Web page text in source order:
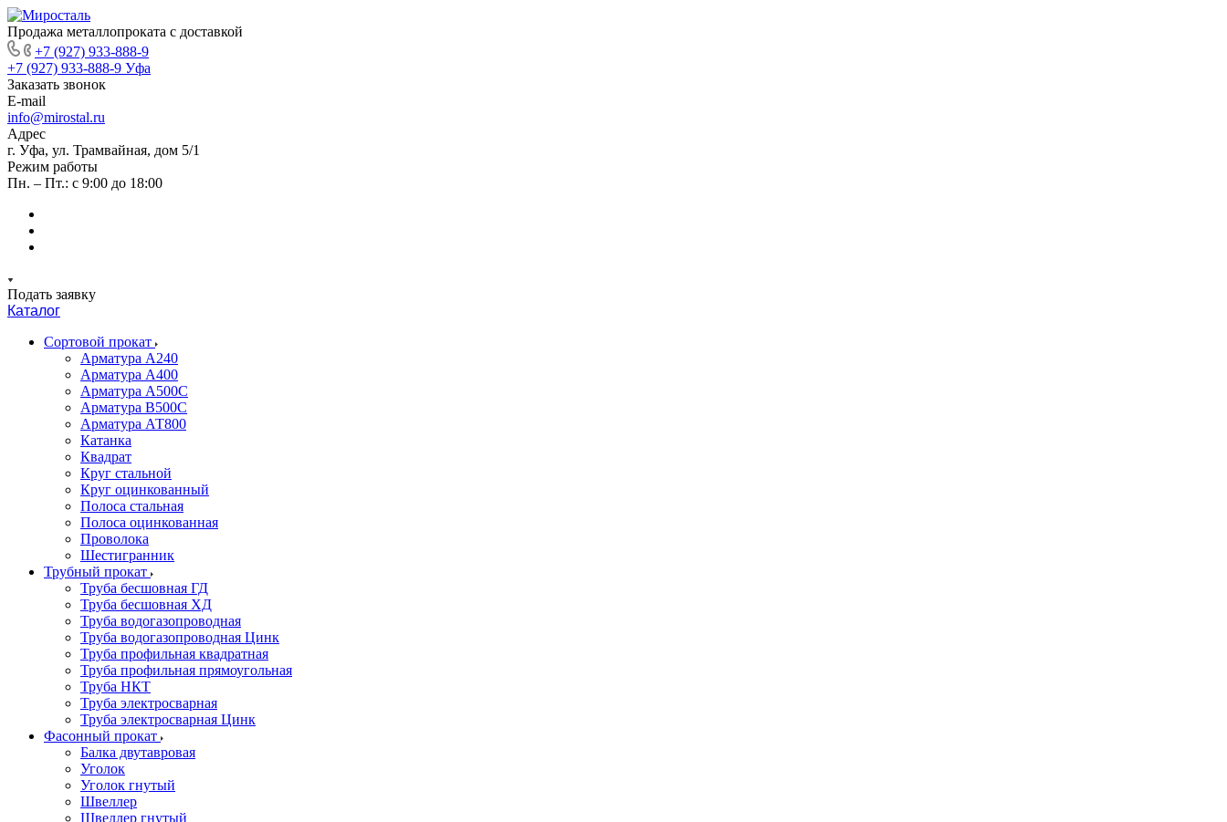
Продажа металлопроката с доставкой
+7 (927) 933-888-9
+7 (927) 933-888-9 Уфа
Заказать звонок
E-mail
info@mirostal.ru
Адрес
г. Уфа, ул. Трамвайная, дом 5/1
Режим работы
Пн. – Пт.: с 9:00 до 18:00
Подать заявку
Каталог
Сортовой прокат
Арматура А240
Арматура А400
Арматура А500C
Арматура В500С
Арматура АТ800
Катанка
Квадрат
Круг стальной
Круг оцинкованный
Полоса стальная
Полоса оцинкованная
Проволока
Шестигранник
Трубный прокат
Труба бесшовная ГД
Труба бесшовная ХД
Труба водогазопроводная
Труба водогазопроводная Цинк
Труба профильная квадратная
Труба профильная прямоугольная
Труба НКТ
Труба электросварная
Труба электросварная Цинк
Фасонный прокат
Балка двутавровая
Уголок
Уголок гнутый
Швеллер
Швеллер гнутый